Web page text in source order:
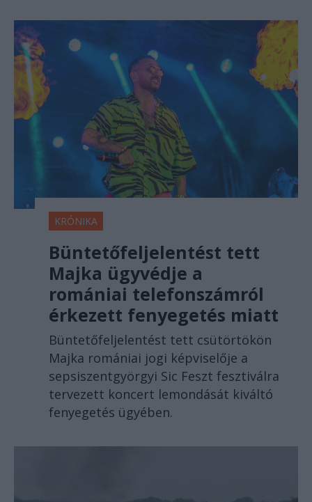
KRÓNIKA
Büntetőfeljelentést tett
Majka ügyvédje a
romániai telefonszámról
érkezett fenyegetés miatt
Büntetőfeljelentést tett csütörtökön
Majka romániai jogi képviselője a
sepsiszentgyörgyi Sic Feszt fesztiválra
tervezett koncert lemondását kiváltó
fenyegetés ügyében.